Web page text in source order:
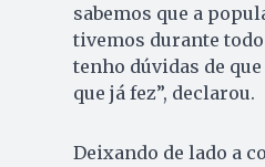
sabemos que a
tivemos durante
tenho dúvidas de
que já fez”, declarou.
Deixando de lado a